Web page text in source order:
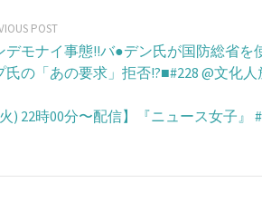
POST
デモナイ事態!!バ●デン氏が国防総省
氏の「あの要求」拒否!?■#228​ @文化人
火) 22時00分〜配信】『ニュース女子